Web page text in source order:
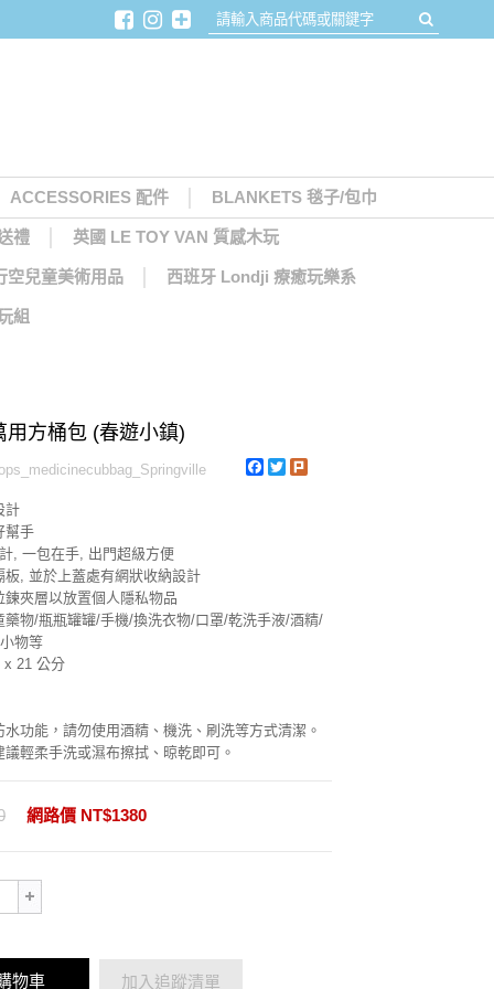
ACCESSORIES 配件 BLANKETS 毯子/包巾
禮 英國 LE TOY VAN 質感木玩
空兒童美術用品 西班牙 Londji 療癒玩樂系
組
用方桶包 (春遊小鎮)
Facebook
Twitter
計
幫手
, 一包在手, 出門超級方便
板, 並於上蓋處有網狀收納設計
鍊夾層以放置個人隱私物品
藥物/瓶瓶罐罐/手機/換洗衣物/口罩/乾洗手液/酒精/
物等
x 21 公分
功能，請勿使用酒精、機洗、刷洗等方式清潔。
輕柔手洗或濕布擦拭、晾乾即可。
網路價 NT$1380
物車 加入追蹤清單